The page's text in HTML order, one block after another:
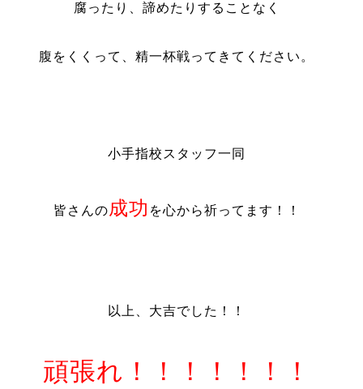
腐ったり、諦めたりすることなく
腹をくくって、精一杯戦ってきてください。
小手指校スタッフ一同
皆さんの成功 を心から祈ってます！！
以上、大吉でした！！
頑張れ！！！！！！！